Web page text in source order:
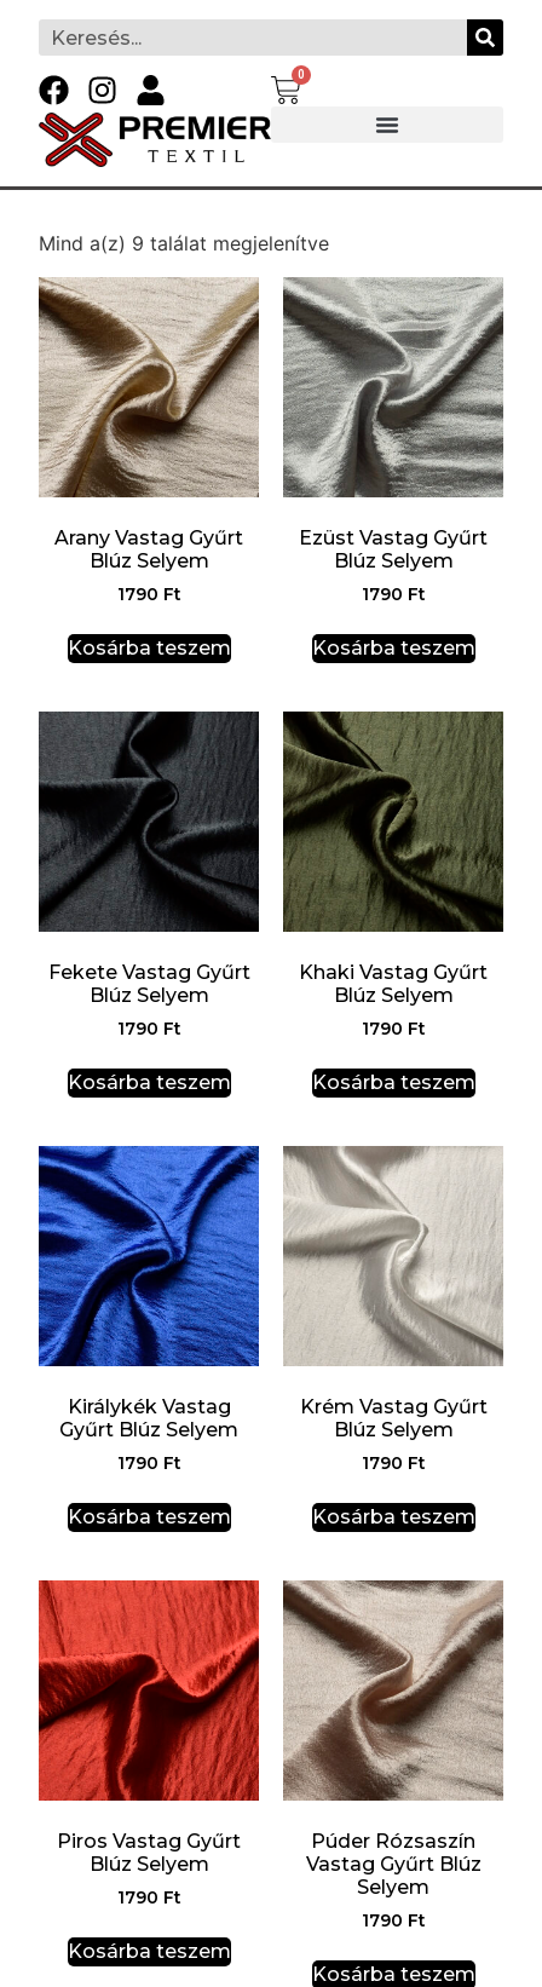
0
Mind a(z) 9 találat megjelenítve
Arany Vastag Gyűrt
Blúz Selyem
1790 Ft
Kosárba teszem
Ezüst Vastag Gyűrt
Blúz Selyem
1790 Ft
Kosárba teszem
Fekete Vastag Gyűrt
Blúz Selyem
1790 Ft
Kosárba teszem
Khaki Vastag Gyűrt
Blúz Selyem
1790 Ft
Kosárba teszem
Királykék Vastag
Gyűrt Blúz Selyem
1790 Ft
Kosárba teszem
Krém Vastag Gyűrt
Blúz Selyem
1790 Ft
Kosárba teszem
Piros Vastag Gyűrt
Blúz Selyem
1790 Ft
Kosárba teszem
Púder Rózsaszín
Vastag Gyűrt Blúz
Selyem
1790 Ft
Kosárba teszem